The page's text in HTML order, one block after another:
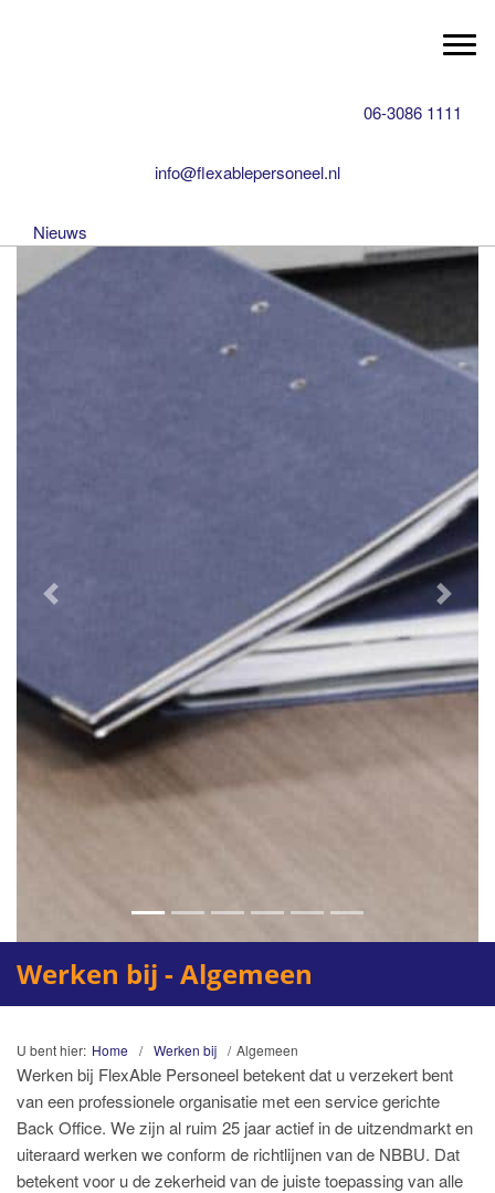
06-3086 1111
info@flexablepersoneel.nl
Nieuws
Previous Next
Werken bij - Algemeen
U bent hier: Home / Werken bij / Algemeen
Werken bij FlexAble Personeel betekent dat u verzekert bent
van een professionele organisatie met een service gerichte
Back Office. We zijn al ruim 25 jaar actief in de uitzendmarkt en
uiteraard werken we conform de richtlijnen van de NBBU. Dat
betekent voor u de zekerheid van de juiste toepassing van alle